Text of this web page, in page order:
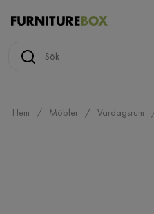
Hem Möbler Vardagsrum